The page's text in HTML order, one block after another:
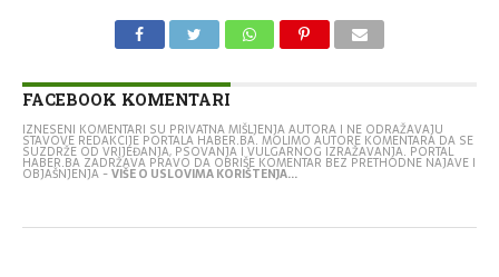
FACEBOOK KOMENTARI
IZNESENI KOMENTARI SU PRIVATNA MIŠLJENJA AUTORA I NE ODRAŽAVAJU
STAVOVE REDAKCIJE PORTALA HABER.BA. MOLIMO AUTORE KOMENTARA DA SE
SUZDRŽE OD VRIJEĐANJA, PSOVANJA I VULGARNOG IZRAŽAVANJA. PORTAL
HABER.BA ZADRŽAVA PRAVO DA OBRIŠE KOMENTAR BEZ PRETHODNE NAJAVE I
OBJAŠNJENJA -VIŠE O USLOVIMA KORIŠTENJA...